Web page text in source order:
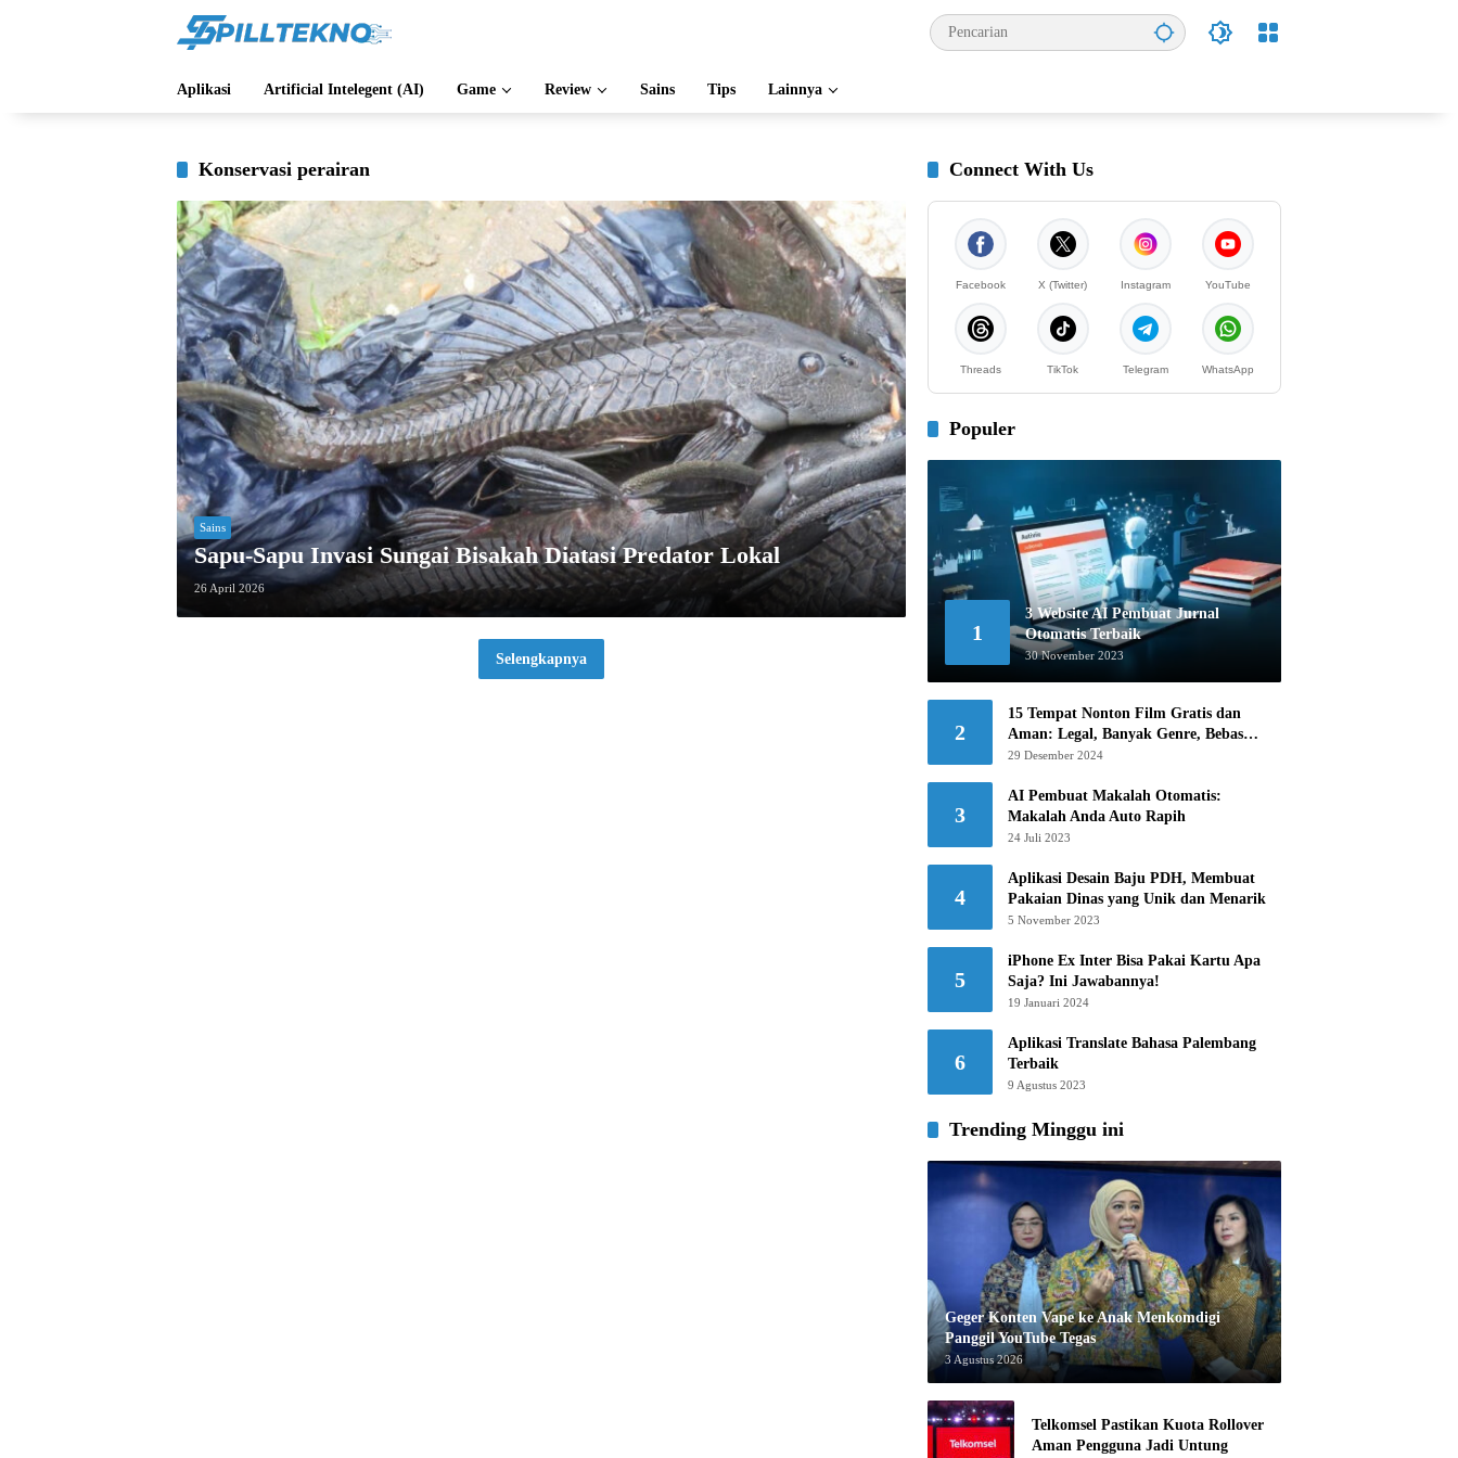
Aplikasi Artificial Intelegent (AI) Game Review Sains Tips Lainnya
Konservasi perairan
Sains
Sapu-Sapu Invasi Sungai Bisakah Diatasi Predator Lokal
26 April 2026
Selengkapnya
Connect With Us
Facebook X (Twitter) Instagram YouTube
Threads TikTok Telegram WhatsApp
Populer
1
3 Website AI Pembuat Jurnal
Otomatis Terbaik
30 November 2023
2
15 Tempat Nonton Film Gratis dan
Aman: Legal, Banyak Genre, Bebas
Khawatir!
29 Desember 2024
3
AI Pembuat Makalah Otomatis:
Makalah Anda Auto Rapih
24 Juli 2023
4
Aplikasi Desain Baju PDH, Membuat
Pakaian Dinas yang Unik dan Menarik
5 November 2023
5
iPhone Ex Inter Bisa Pakai Kartu Apa
Saja? Ini Jawabannya!
19 Januari 2024
6
Aplikasi Translate Bahasa Palembang
Terbaik
9 Agustus 2023
Trending Minggu ini
Geger Konten Vape ke Anak Menkomdigi
Panggil YouTube Tegas
3 Agustus 2026
Telkomsel Pastikan Kuota Rollover
Aman Pengguna Jadi Untung